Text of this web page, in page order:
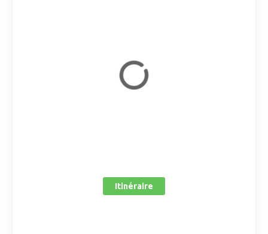
Itinéraire